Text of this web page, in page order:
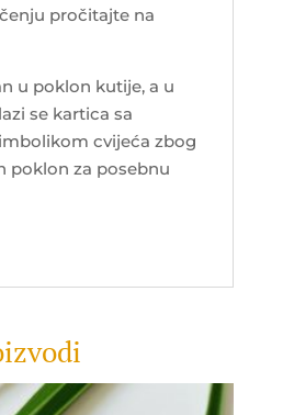
pročitajte na
u poklon kutije, a u
se kartica sa
cvijeća zbog
poklon za posebnu